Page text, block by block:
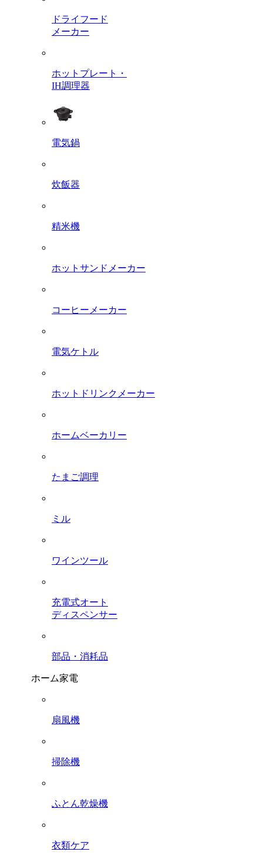
ドライフード
メーカー
ホットプレート・
IH調理器
電気鍋
炊飯器
精米機
ホットサンドメーカー
コーヒーメーカー
電気ケトル
ホットドリンクメーカー
ホームベーカリー
たまご調理
ミル
ワインツール
充電式オート
ディスペンサー
部品・消耗品
ホーム家電
扇風機
掃除機
ふとん乾燥機
衣類ケア